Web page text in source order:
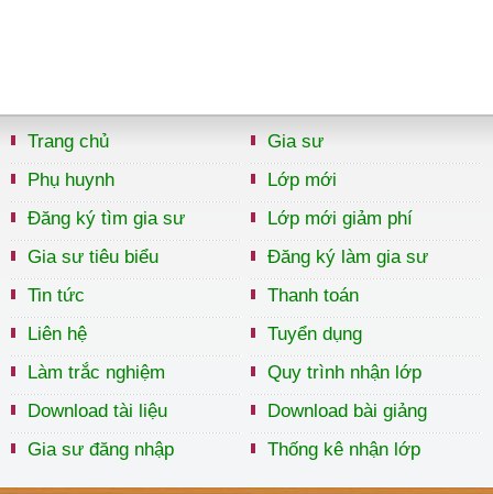
Trang chủ
Phụ huynh
Đăng ký tìm gia sư
Gia sư tiêu biểu
Tin tức
Liên hệ
Làm trắc nghiệm
Download tài liệu
Gia sư đăng nhập
Gia sư
Lớp mới
Lớp mới giảm phí
Đăng ký làm gia sư
Thanh toán
Tuyển dụng
Quy trình nhận lớp
Download bài giảng
Thống kê nhận lớp